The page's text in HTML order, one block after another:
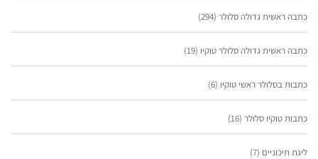
כתבה ראשית גדולה סלולר (294)
כתבה ראשית גדולה סלולר טוקיו (19)
כתבות בסלולר ראשי טוקיו (6)
כתבות טוקיו סלולר (16)
ליגת תיכוניים (7)